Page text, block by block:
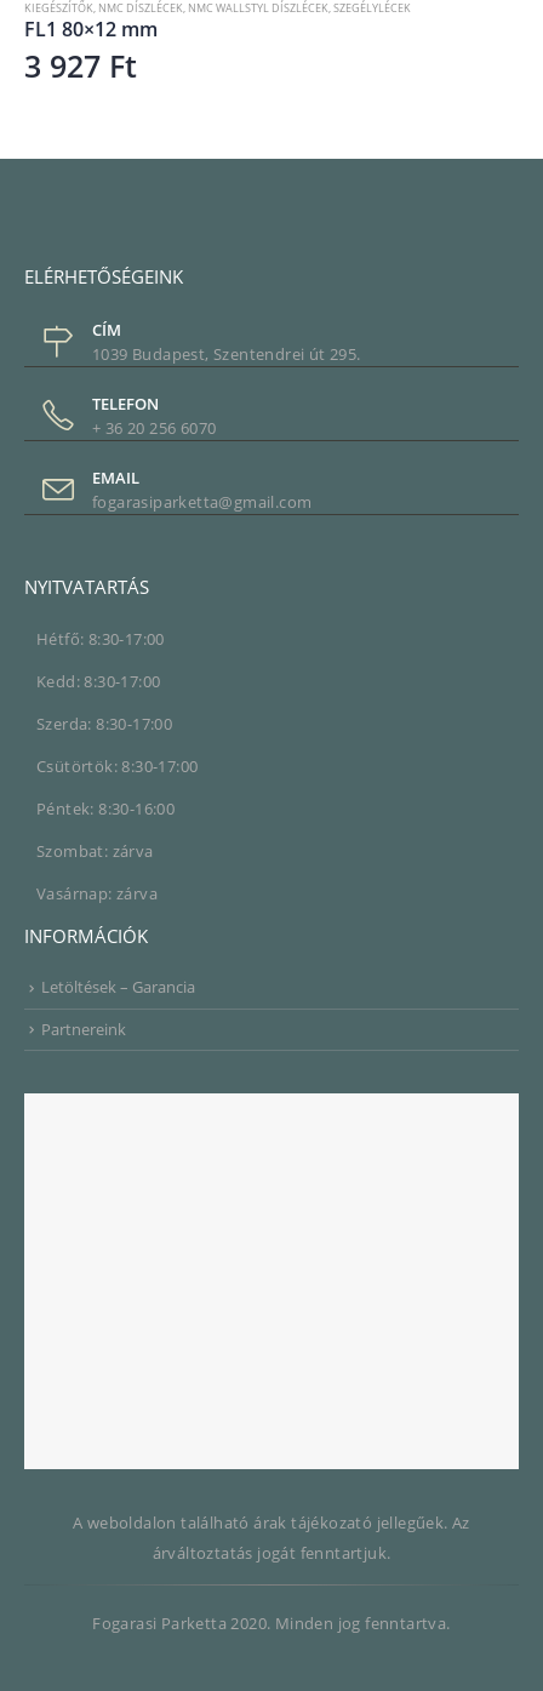
KIEGÉSZÍTŐK, NMC DÍSZLÉCEK, NMC WALLSTYL DÍSZLÉCEK,SZEGÉLYLÉCEK
FL1 80×12 mm
3 927 Ft
ELÉRHETŐSÉGEINK
CÍM
1039 Budapest, Szentendrei út 295.
TELEFON
+ 36 20 256 6070
EMAIL
fogarasiparketta@gmail.com
NYITVATARTÁS
Hétfő: 8:30-17:00
Kedd: 8:30-17:00
Szerda: 8:30-17:00
Csütörtök: 8:30-17:00
Péntek: 8:30-16:00
Szombat: zárva
Vasárnap: zárva
INFORMÁCIÓK
Letöltések – Garancia
Partnereink
A weboldalon található árak tájékozató jellegűek. Az
árváltoztatás jogát fenntartjuk.
Fogarasi Parketta 2020. Minden jog fenntartva.